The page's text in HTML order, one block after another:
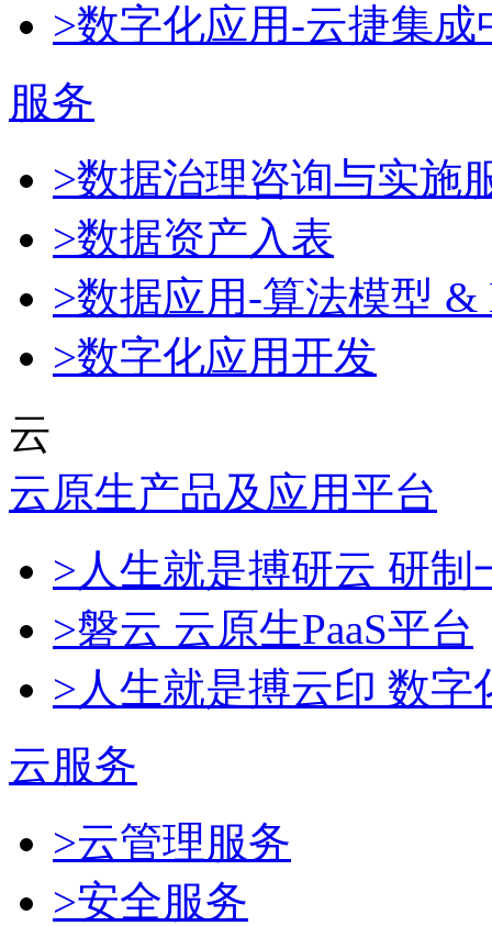
>数字化应用-云捷集成
服务
>数据治理咨询与实施
>数据资产入表
>数据应用-算法模型 &
>数字化应用开发
云
云原生产品及应用平台
>人生就是搏研云 研
>磐云 云原生PaaS平台
>人生就是搏云印 数字
云服务
>云管理服务
>安全服务